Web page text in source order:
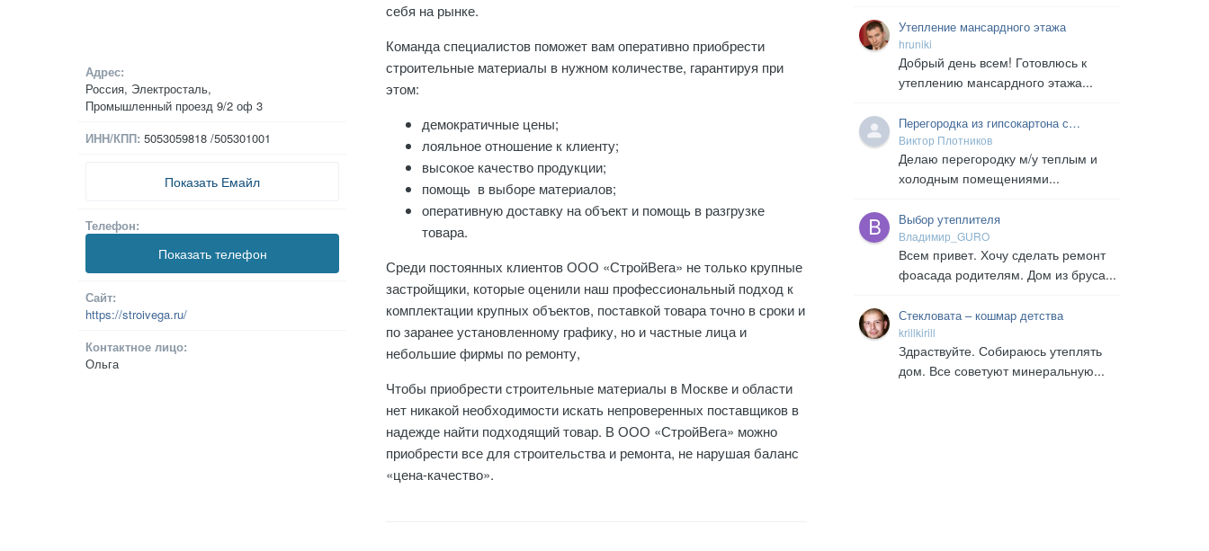
Адрес:
Россия, Электросталь,
Промышленный проезд 9/2 оф 3
ИНН/КПП: 5053059818 /505301001
Показать Емайл
Телефон:
Показать телефон
Сайт:
https://stroivega.ru/
Контактное лицо:
Ольга
себя на рынке.
Команда специалистов поможет вам оперативно приобрести
строительные материалы в нужном количестве, гарантируя при
этом:
демократичные цены;
лояльное отношение к клиенту;
высокое качество продукции;
помощь в выборе материалов;
оперативную доставку на объект и помощь в разгрузке
товара.
Среди постоянных клиентов ООО «СтройВега» не только крупные
застройщики, которые оценили наш профессиональный подход к
комплектации крупных объектов, поставкой товара точно в сроки и
по заранее установленному графику, но и частные лица и
небольшие фирмы по ремонту,
Чтобы приобрести строительные материалы в Москве и области
нет никакой необходимости искать непроверенных поставщиков в
надежде найти подходящий товар. В ООО «СтройВега» можно
приобрести все для строительства и ремонта, не нарушая баланс
«цена-качество».
Утепление мансардного этажа
hruniki
Добрый день всем! Готовлюсь к
утеплению мансардного этажа...
Перегородка из гипсокартона с
утеплителем м/у теплым и холодными
помещениями
Виктор Плотников
Делаю перегородку м/у теплым и
холодным помещениями...
Выбор утеплителя
Владимир_GURO
Всем привет. Хочу сделать ремонт
фоасада родителям. Дом из бруса...
Стекловата – кошмар детства
krillkirill
Здраствуйте. Собираюсь утеплять
дом. Все советуют минеральную...